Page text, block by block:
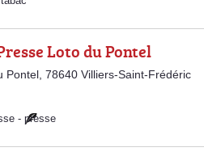
Loto du Pontel
Pontel, 78640 Villiers-Saint-Frédéric
- presse